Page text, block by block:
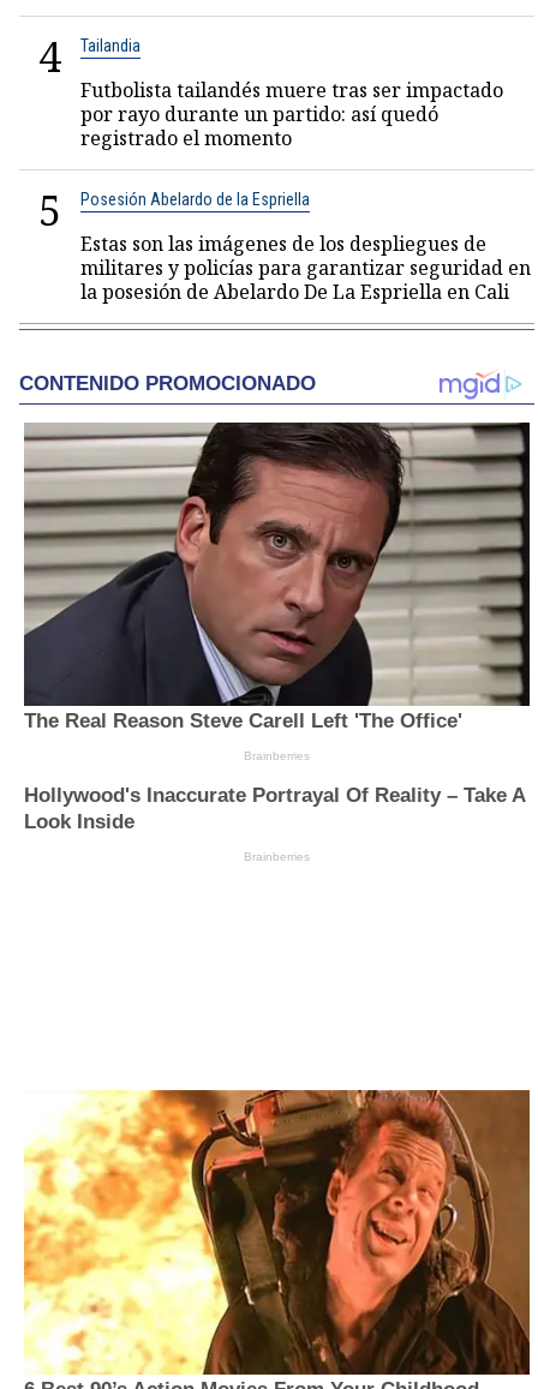
4 Tailandia
Futbolista tailandés muere tras ser impactado
por rayo durante un partido: así quedó
registrado el momento
5 Posesión Abelardo de la Espriella
Estas son las imágenes de los despliegues de
militares y policías para garantizar seguridad en
la posesión de Abelardo De La Espriella en Cali